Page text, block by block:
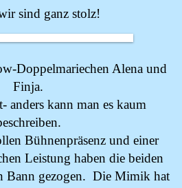
sind ganz stolz!
Doppelmariechen Alena und
Finja.
anders kann man es kaum
Bühnenpräsenz und einer
Leistung haben die beiden
Bann gezogen. Die Mimik hat